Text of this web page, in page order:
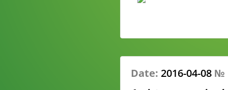
Date: 2016-04-08 №